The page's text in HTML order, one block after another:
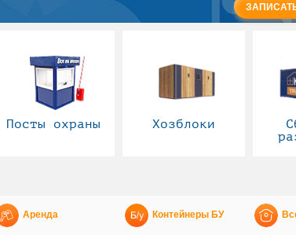
Посты охраны Хозблоки
Аренда Контейнеры БУ